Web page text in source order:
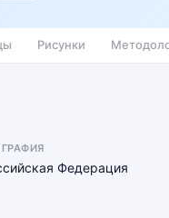
Рисунки
Федерация